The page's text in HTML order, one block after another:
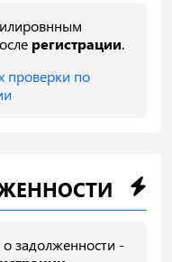
регистрации.
проверки по
задолженности -